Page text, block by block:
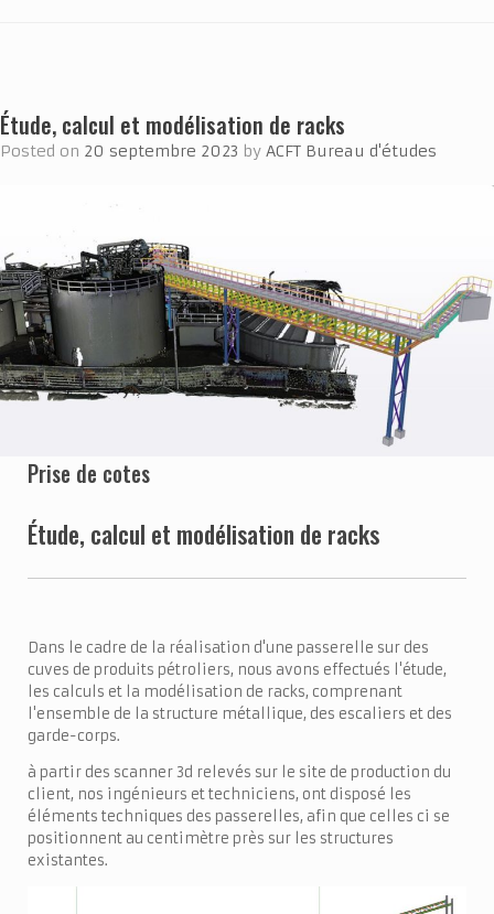
Étude, calcul et modélisation de racks
Posted on 20 septembre 2023 by ACFT Bureau d'études
Prise de cotes
Étude, calcul et modélisation de racks
Dans le cadre de la réalisation d'une passerelle sur des
cuves de produits pétroliers, nous avons effectués l'étude,
les calculs et la modélisation de racks, comprenant
l'ensemble de la structure métallique, des escaliers et des
garde-corps.
à partir des scanner 3d relevés sur le site de production du
client, nos ingénieurs et techniciens, ont disposé les
éléments techniques des passerelles, afin que celles ci se
positionnent au centimètre près sur les structures
existantes.